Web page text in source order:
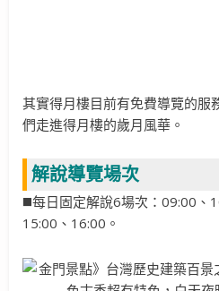
其實得月樓目前有免費導覽的服
們走進得月樓的歲月風華。
解說導覽場次
◼️每日固定解說6場次：09:00、
15:00、16:00。